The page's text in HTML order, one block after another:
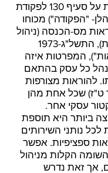
אותם מבוססת על סעיף 130 לפקודת
"הפקודה") מכוחו
מס-הכנסה (ניהול
פנקסי חשבונות), התשל"ג-1973
המפרטות איזה
כל עסק בהתאם
להוראות מצורפות
ט"ז) שכל אחת מהן
עסקי אחר.
ביותר היא תוספת
נותני השירותים
ספציפיות. אפשר
הקלות מניהול
אך זאת נדרש